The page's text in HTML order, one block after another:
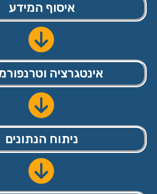
איסוף המידע
אינטגרציה
ניתוח הנתונים